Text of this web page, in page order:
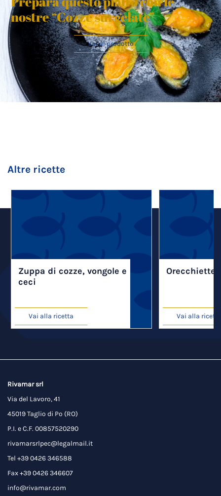
nostre “Cozze surgelate”
Vai al prodotto
Altre ricette
Zuppa di cozze, vongole e
ceci
Vai alla ricetta
Orecchiette
Vai alla ricetta
Rivamar srl
Via del Lavoro, 41
45019 Taglio di Po (RO)
P.I. e C.F. 00857520290
rivamarsrlpec@legalmail.it
Tel +39 0426 346588
Fax +39 0426 346607
info@rivamar.com